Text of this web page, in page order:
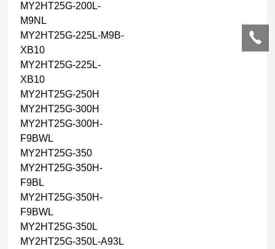
MY2HT25G-200L-
M9NL
MY2HT25G-225L-M9B-
XB10
MY2HT25G-225L-
XB10
MY2HT25G-250H
MY2HT25G-300H
MY2HT25G-300H-
F9BWL
MY2HT25G-350
MY2HT25G-350H-
F9BL
MY2HT25G-350H-
F9BWL
MY2HT25G-350L
MY2HT25G-350L-A93L